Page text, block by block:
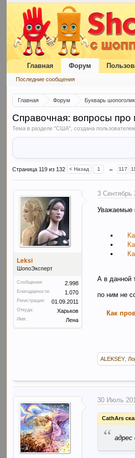
Главная Форум Букварь
Справочная: вопросы про
Тема в разделе "США", создана пользователем
Страница 119 из 132 < Назад 1 ← 117
Leksi
ШопоЭксперт
Сообщения: 2.998
Благодарности: 1.070
Регистрация: 01.09.2011
Откуда: Харьков
Имя: Лена
3 Сентябрь
Уважаемые
А в данной
по ним не
Как
ALEKSEY
30 Июль
CathArs
“
Главная Форум
Последние сообщения